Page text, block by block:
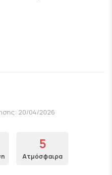
20/04/2026
5
Ατμόσφαιρα